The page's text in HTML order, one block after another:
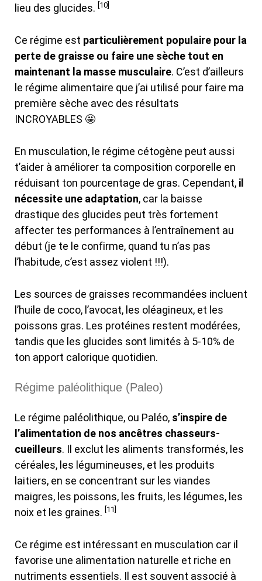
lieu des glucides. [10]
Ce régime est particulièrement populaire pour la
perte de graisse ou faire une sèche tout en
maintenant la masse musculaire. C’est d’ailleurs
le régime alimentaire que j’ai utilisé pour faire ma
première sèche avec des résultats
INCROYABLES 🤩
En musculation, le régime cétogène peut aussi
t’aider à améliorer ta composition corporelle en
réduisant ton pourcentage de gras. Cependant, il
nécessite une adaptation, car la baisse
drastique des glucides peut très fortement
affecter tes performances à l’entraînement au
début (je te le confirme, quand tu n’as pas
l’habitude, c’est assez violent !!!).
Les sources de graisses recommandées incluent
l’huile de coco, l’avocat, les oléagineux, et les
poissons gras. Les protéines restent modérées,
tandis que les glucides sont limités à 5-10% de
ton apport calorique quotidien.
Régime paléolithique (Paleo)
Le régime paléolithique, ou Paléo, s’inspire de
l’alimentation de nos ancêtres chasseurs-
cueilleurs. Il exclut les aliments transformés, les
céréales, les légumineuses, et les produits
laitiers, en se concentrant sur les viandes
maigres, les poissons, les fruits, les légumes, les
noix et les graines. [11]
Ce régime est intéressant en musculation car il
favorise une alimentation naturelle et riche en
nutriments essentiels. Il est souvent associé à